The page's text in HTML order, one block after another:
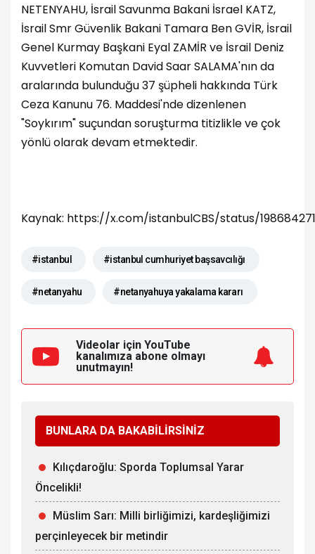
NETENYAHU, İsrail Savunma Bakani İsrael KATZ,
İsrail Smr Güvenlik Bakani Tamara Ben GVİR, İsrail
Genel Kurmay Başkani Eyal ZAMİR ve İsrail Deniz
Kuvvetleri Komutan David Saar SALAMA'nın da
aralarında bulunduğu 37 şüpheli hakkında Türk
Ceza Kanunu 76. Maddesi'nde dizenlenen
"Soykırım" suçundan soruşturma titizlikle ve çok
yönlü olarak devam etmektedir.
Kaynak: https://x.com/istanbulCBS/status/
#istanbul #istanbul cumhuriyet başsavcılığı
#netanyahu #netanyahuya yakalama kararı
Videolar için YouTube
kanalımıza abone olmayı
unutmayın!
BUNLARA DA BAKABİLİRSİNİZ
Kılıçdaroğlu: Sporda Toplumsal Yarar
Öncelikli!
Müslim Sarı: Milli birliğimizi, kardeşliğimizi
perçinleyecek bir metindir